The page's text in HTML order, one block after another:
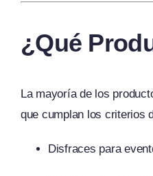
¿Qué
La mayoría de los
que cumplan los criterios
Disfraces para